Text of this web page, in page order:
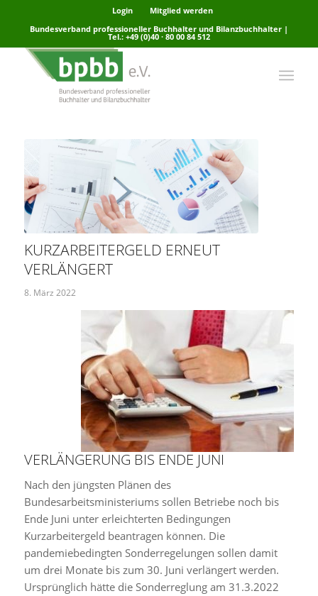
Login
Mitglied werden
Bundesverband professioneller Buchhalter und Bilanzbuchhalter |
Tel.: +49 (0)40 · 80 00 84 512
KURZARBEITERGELD ERNEUT
VERLÄNGERT
8. März 2022
VERLÄNGERUNG BIS ENDE JUNI
Nach den jüngsten Plänen des
Bundesarbeitsministeriums sollen Betriebe noch bis
Ende Juni unter erleichterten Bedingungen
Kurzarbeitergeld beantragen können. Die
pandemiebedingten Sonderregelungen sollen damit
um drei Monate bis zum 30. Juni verlängert werden.
Ursprünglich hätte die Sonderreglung am 31.3.2022